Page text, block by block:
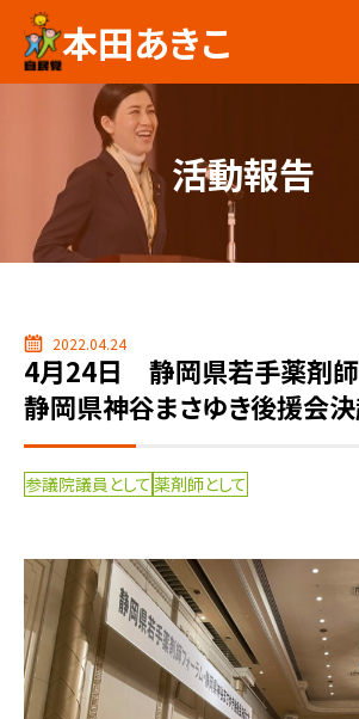
本田あきこ
活動報告
2022.04.24
4月24日 静岡県若手薬剤師
静岡県神谷まさゆき後援会
参議院議員として 薬剤師として